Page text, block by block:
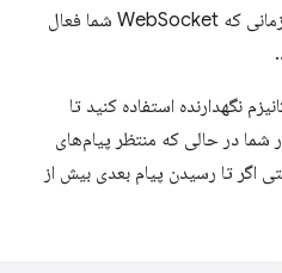
می‌کند. این بدان معنی است که تا زمانی که WebSocket شما فعال
نگهدارنده استفاده کنید تا
در حالی که منتظر پیام‌های
اگر تا رسیدن پیام بعدی بیش از